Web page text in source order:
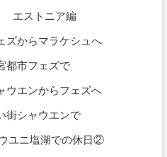
ストニア編
ズからマラケシュへ
都市フェズで
ウエンからフェズへ
街シャウエンで
ユニ塩湖での休日②